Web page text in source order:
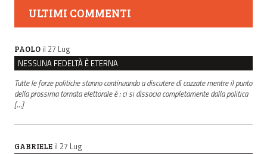
ULTIMI COMMENTI
PAOLO il 27 Lug
NESSUNA FEDELTÀ È ETERNA
Tutte le forze politiche stanno continuando a discutere di cazzate mentre il punto
della prossima tornata elettorale è : ci si dissocia completamente dalla politica
[…]
GABRIELE il 27 Lug